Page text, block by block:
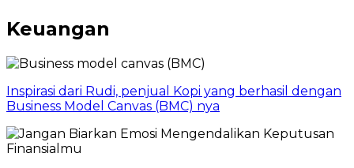
Keuangan
Inspirasi dari Rudi, penjual Kopi yang berhasil dengan
Business Model Canvas (BMC) nya